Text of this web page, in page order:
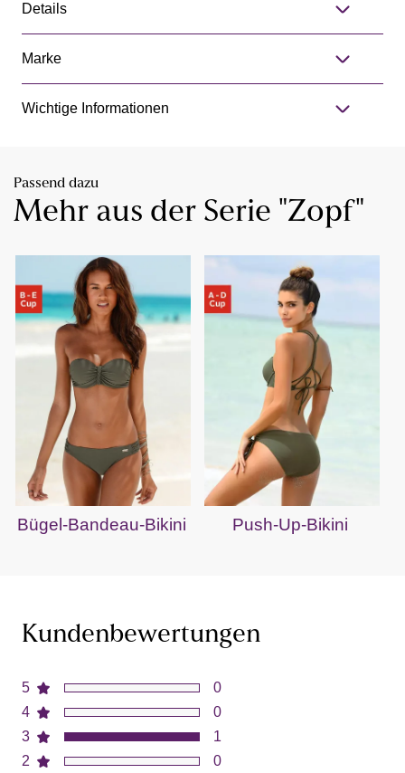
Details
Marke
Wichtige Informationen
Passend dazu
Mehr aus der Serie "Zopf"
Bügel-Bandeau-Bikini Push-Up-Bikini
Kundenbewertungen
5
4
3
2
0
0
1
0